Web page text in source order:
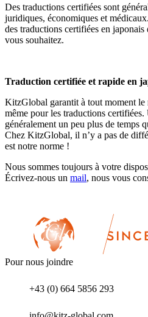
Des traductions certifiées sont
juridiques, économiques et
des traductions certifiées en japonais
vous souhaitez.
Traduction certifiée et rapide en
KitzGlobal garantit à tout moment le
même pour les traductions
généralement un peu plus de temps
Chez KitzGlobal, il n’y a pas de
est notre norme !
Nous sommes toujours à votre
Écrivez-nous un mail, nous vous
Pour nous joindre
+43 (0) 664 5856 293